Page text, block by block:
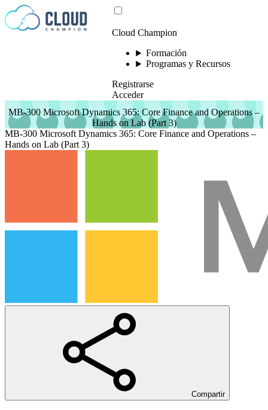
Saltar al contenido
Cloud Champion
Formación
Programas y Recursos
Registrarse
Acceder
MB-300 Microsoft Dynamics 365: Core Finance and Operations –
Hands on Lab (Part 3)
MB-300 Microsoft Dynamics 365: Core Finance and Operations –
Hands on Lab (Part 3)
Compartir